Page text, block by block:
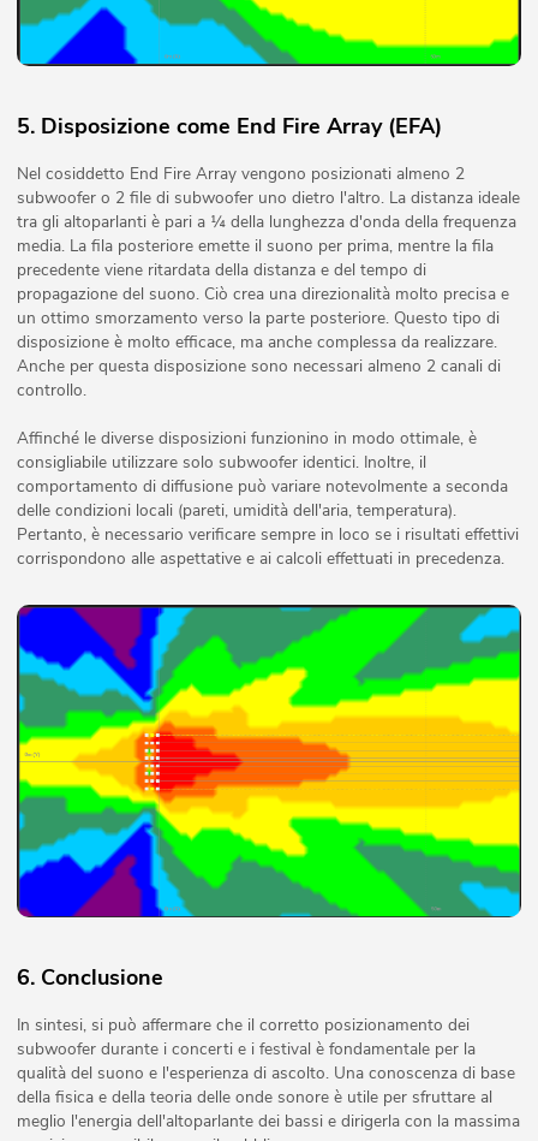
5. Disposizione come End Fire Array (EFA)
Nel cosiddetto End Fire Array vengono posizionati almeno 2
subwoofer o 2 file di subwoofer uno dietro l'altro. La distanza ideale
tra gli altoparlanti è pari a ¼ della lunghezza d'onda della frequenza
media. La fila posteriore emette il suono per prima, mentre la fila
precedente viene ritardata della distanza e del tempo di
propagazione del suono. Ciò crea una direzionalità molto precisa e
un ottimo smorzamento verso la parte posteriore. Questo tipo di
disposizione è molto efficace, ma anche complessa da realizzare.
Anche per questa disposizione sono necessari almeno 2 canali di
controllo.
Affinché le diverse disposizioni funzionino in modo ottimale, è
consigliabile utilizzare solo subwoofer identici. Inoltre, il
comportamento di diffusione può variare notevolmente a seconda
delle condizioni locali (pareti, umidità dell'aria, temperatura).
Pertanto, è necessario verificare sempre in loco se i risultati effettivi
corrispondono alle aspettative e ai calcoli effettuati in precedenza.
6. Conclusione
In sintesi, si può affermare che il corretto posizionamento dei
subwoofer durante i concerti e i festival è fondamentale per la
qualità del suono e l'esperienza di ascolto. Una conoscenza di base
della fisica e della teoria delle onde sonore è utile per sfruttare al
meglio l'energia dell'altoparlante dei bassi e dirigerla con la massima